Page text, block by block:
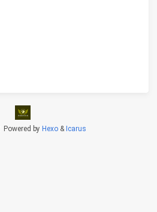
Powered by Hexo & Icarus